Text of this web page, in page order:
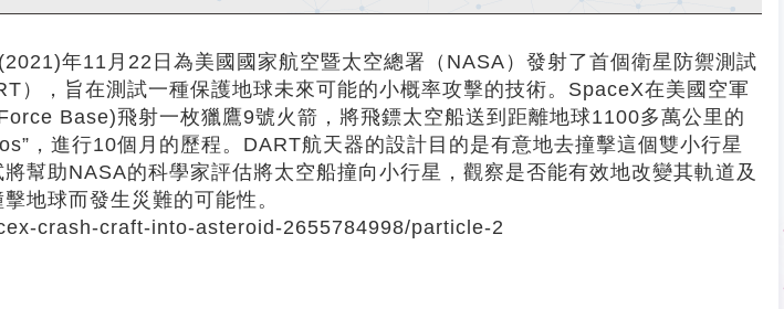
年11月22日為美國國家航空暨太空總署（NASA）發射了首個衛星防禦測試
，旨在測試一種保護地球未來可能的小概率攻擊的技術。SpaceX在美國空軍
Base)飛射一枚獵鷹9號火箭，將飛鏢太空船送到距離地球1100多萬公里的
，進行10個月的歷程。DART航天器的設計目的是有意地去撞擊這個雙小行星
幫助NASA的科學家評估將太空船撞向小行星，觀察是否能有效地改變其軌道及
地球而發生災難的可能性。
crash-craft-into-asteroid-2655784998/particle-2